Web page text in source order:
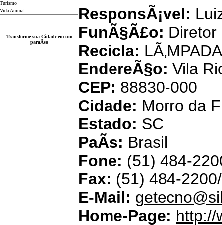
Turismo
Vida Animal
Transforme sua Cidade em um
paraÃ­so
ResponsÃ¡vel:
FunÃ§Ã£o: Diretor
Recicla:
EndereÃ§o: Vila
CEP: 88830-000
Cidade: Morro da
Estado: SC
PaÃ­s: Brasil
Fone: (51) 484-
Fax: (51) 484-
E-Mail:
Home-Page: http://